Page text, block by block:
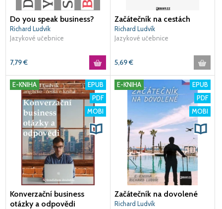
Do you speak business?
Richard Ludvík
Jazykové učebnice
7,79€
Začátečník na cestách
Richard Ludvík
Jazykové učebnice
5,69€
E-KNIHA
EPUB
PDF
MOBI
Konverzační business
otázky a odpovědi
E-KNIHA
EPUB
PDF
MOBI
Začátečník na dovolené
Richard Ludvík